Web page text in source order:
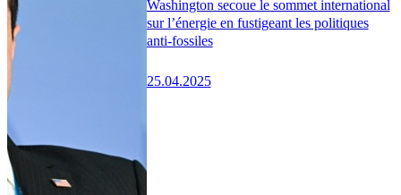
Washington secoue le sommet international
sur l’énergie en fustigeant les politiques
anti-fossiles
25.04.2025